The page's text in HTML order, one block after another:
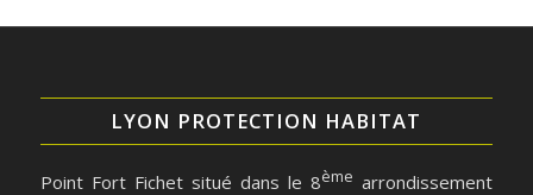
LYON PROTECTION HABITAT
Point Fort Fichet situé dans le 8ème arrondissement